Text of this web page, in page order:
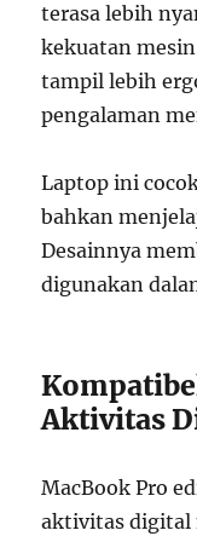
terasa lebih
kekuatan
tampil lebih
pengalaman
Laptop ini
bahkan
Desainnya
digunakan
Aktivitas
MacBook Pro
aktivitas digital